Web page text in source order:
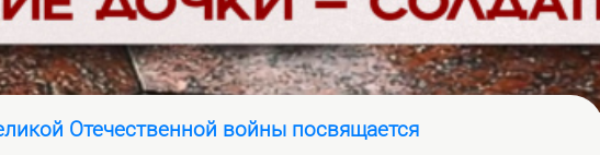
Отечественной войны посвящается